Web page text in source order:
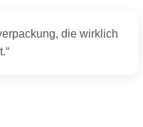
die wirklich